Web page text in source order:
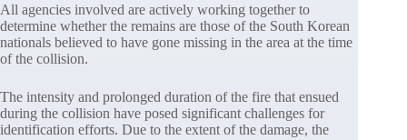
All agencies involved are actively working together to
determine whether the remains are those of the South Korean
nationals believed to have gone missing in the area at the time
of the collision.
The intensity and prolonged duration of the fire that ensued
during the collision have posed significant challenges for
identification efforts. Due to the extent of the damage, the